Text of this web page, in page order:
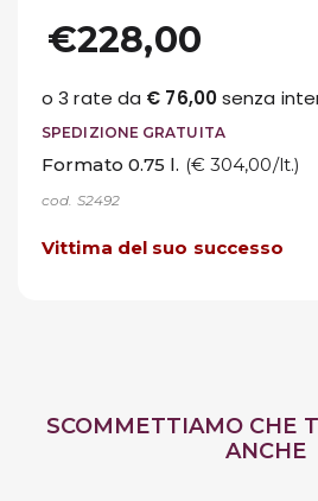
€228,00
SPEDIZIONE GRATUITA
Formato 0.75 l. (€ 304,00/lt.)
cod. S2492
Vittima del suo successo
SCOMMETTIAMO CHE
ANCHE